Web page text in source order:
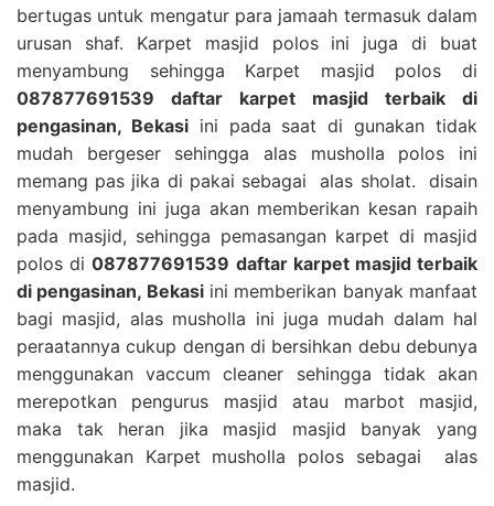
bertugas untuk mengatur para jamaah termasuk dalam
urusan shaf. Karpet masjid polos ini juga di buat
menyambung sehingga Karpet masjid polos di
087877691539 daftar karpet masjid terbaik di
pengasinan, Bekasiini pada saat di gunakan tidak
mudah bergeser sehingga alas musholla polos ini
memang pas jika di pakai sebagai alas sholat. disain
menyambung ini juga akan memberikan kesan rapaih
pada masjid, sehingga pemasangan karpet di masjid
polos di087877691539 daftar karpet masjid terbaik
di pengasinan, Bekasiini memberikan banyak manfaat
bagi masjid, alas musholla ini juga mudah dalam hal
peraatannya cukup dengan di bersihkan debu debunya
menggunakan vaccum cleaner sehingga tidak akan
merepotkan pengurus masjid atau marbot masjid,
maka tak heran jika masjid masjid banyak yang
menggunakan Karpet musholla polos sebagai alas
masjid.